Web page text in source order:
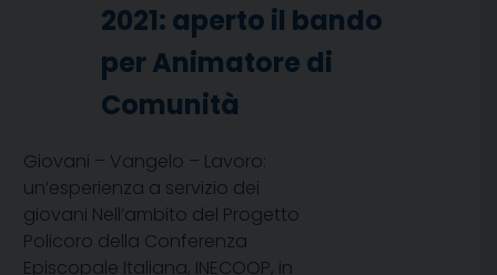
2021: aperto il bando
per Animatore di
Comunità
Giovani – Vangelo – Lavoro:
un’esperienza a servizio dei
giovani Nell’ambito del Progetto
Policoro della Conferenza
Episcopale Italiana, INECOOP, in